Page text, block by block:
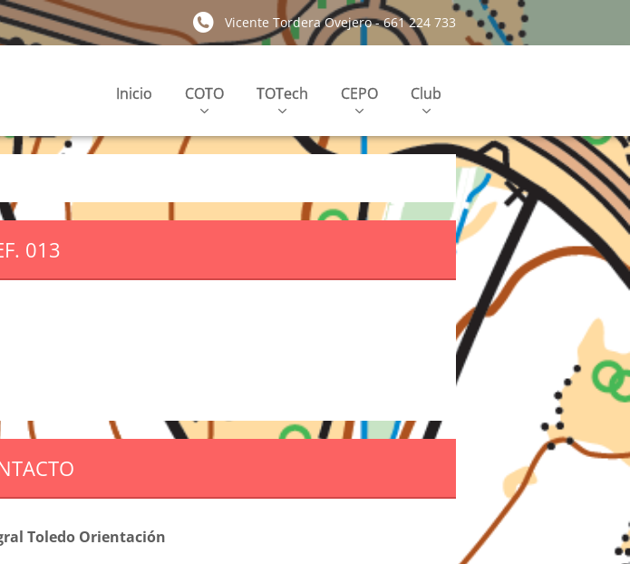
Vicente Tordera Ovejero - 661 224 733
Inicio COTO TOTech CEPO Club
013
Toledo Orientación